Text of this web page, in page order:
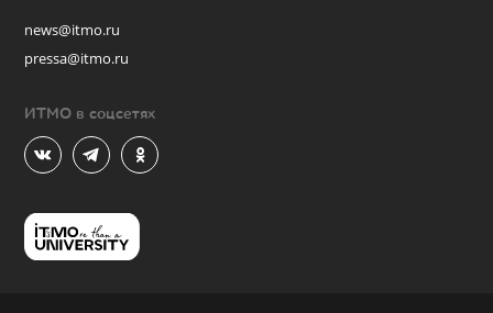
news@itmo.ru
pressa@itmo.ru
ИТМО в соцсетях